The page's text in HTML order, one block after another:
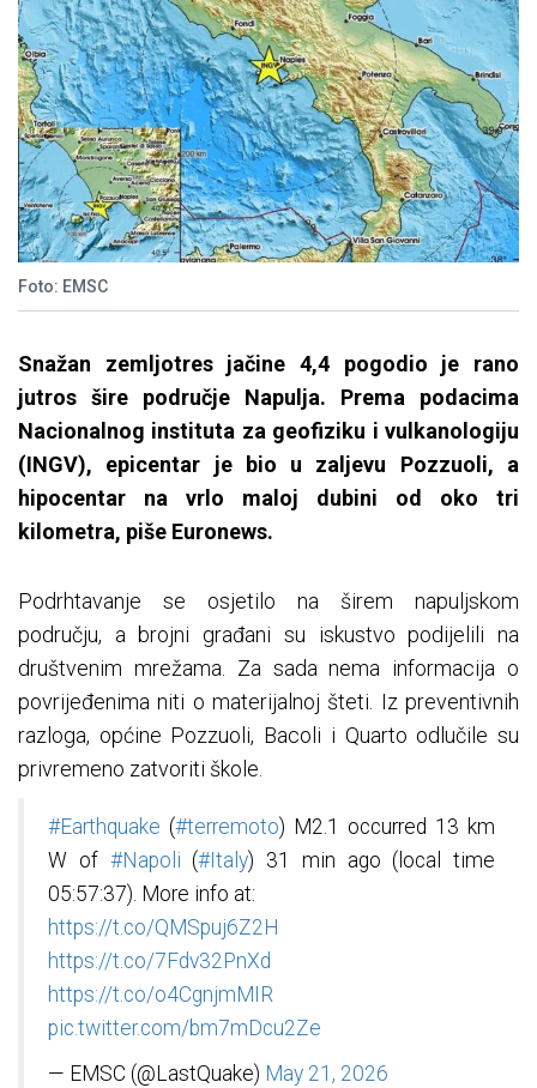
Foto: EMSC
Snažan zemljotres jačine 4,4 pogodio je rano
jutros šire područje Napulja. Prema podacima
Nacionalnog instituta za geofiziku i vulkanologiju
(INGV), epicentar je bio u zaljevu Pozzuoli, a
hipocentar na vrlo maloj dubini od oko tri
kilometra, piše Euronews.
Podrhtavanje se osjetilo na širem napuljskom
području, a brojni građani su iskustvo podijelili na
društvenim mrežama. Za sada nema informacija o
povrijeđenima niti o materijalnoj šteti. Iz preventivnih
razloga, općine Pozzuoli, Bacoli i Quarto odlučile su
privremeno zatvoriti škole.
#Earthquake (#terremoto) M2.1 occurred 13 km
W of #Napoli (#Italy) 31 min ago (local time
05:57:37). More info at:
https://t.co/QMSpuj6Z2H
https://t.co/7Fdv32PnXd
https://t.co/o4CgnjmMIR
pic.twitter.com/bm7mDcu2Ze
— EMSC (@LastQuake) May 21, 2026